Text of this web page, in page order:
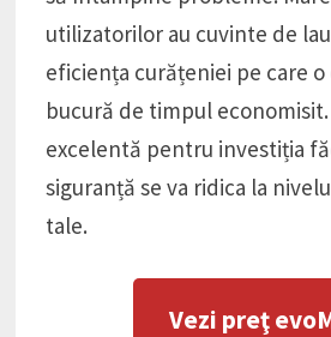
utilizatorilor au cuvinte de
eficiența curățeniei pe care o
bucură de timpul
excelentă pentru investiția
siguranță se va ridica la
tale.
Vezi preţ